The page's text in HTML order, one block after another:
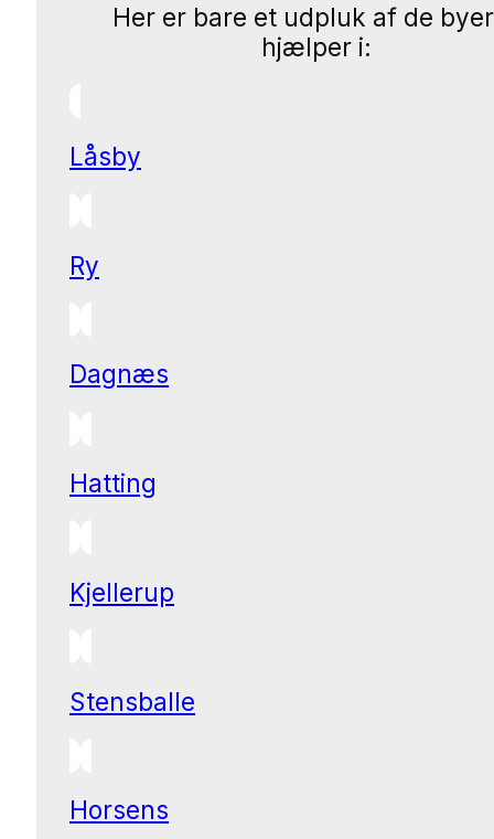
Her er bare et udpluk af de
hjælper i:
Låsby
Ry
Dagnæs
Hatting
Kjellerup
Stensballe
Horsens